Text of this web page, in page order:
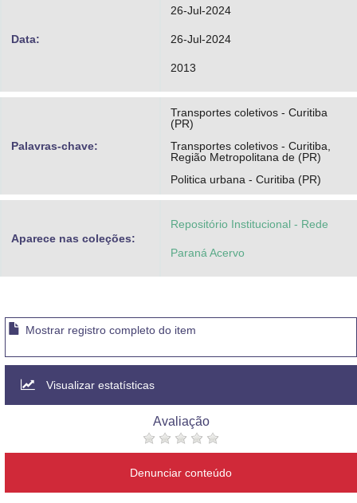
Data:
26-Jul-2024
26-Jul-2024
2013
Palavras-chave:
Transportes coletivos - Curitiba
(PR)
Transportes coletivos - Curitiba,
Região Metropolitana de (PR)
Politica urbana - Curitiba (PR)
Aparece nas coleções:
Repositório Institucional - Rede
Paraná Acervo
Mostrar registro completo do item
Visualizar estatísticas
Avaliação
Denunciar conteúdo